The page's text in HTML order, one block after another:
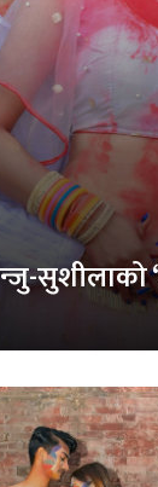
सुशीलाको